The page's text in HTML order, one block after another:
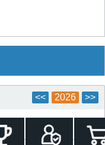
<< 2026 >>